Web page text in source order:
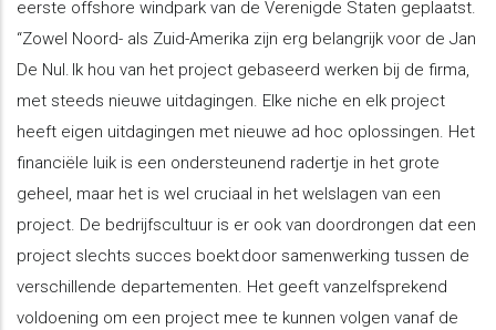
eerste offshore windpark van de Verenigde Staten geplaatst.
“Zowel Noord- als Zuid-Amerika zijn erg belangrijk voor de Jan
De Nul. Ik hou van het project gebaseerd werken bij de firma,
met steeds nieuwe uitdagingen. Elke niche en elk project
heeft eigen uitdagingen met nieuwe ad hoc oplossingen. Het
financiële luik is een ondersteunend radertje in het grote
geheel, maar het is wel cruciaal in het welslagen van een
project. De bedrijfscultuur is er ook van doordrongen dat een
project slechts succes boekt door samenwerking tussen de
verschillende departementen. Het geeft vanzelfsprekend
voldoening om een project mee te kunnen volgen vanaf de